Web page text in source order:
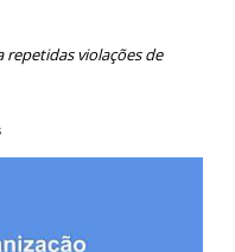
repetidas violações de